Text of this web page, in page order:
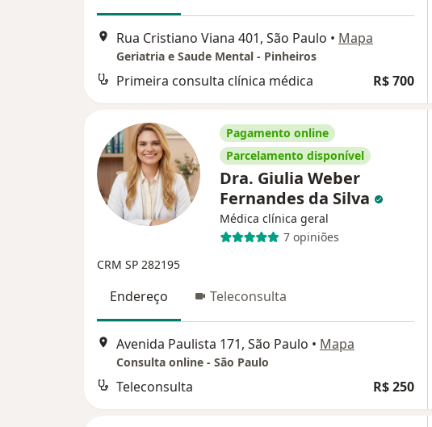
Rua Cristiano Viana 401, São Paulo • Mapa
Geriatria e Saude Mental - Pinheiros
Primeira consulta clínica médica R$ 700
Pagamento online
Parcelamento disponível
Dra. Giulia Weber
Fernandes da Silva
Médica clínica geral
7 opiniões
CRM SP 282195
Endereço Teleconsulta
Avenida Paulista 171, São Paulo • Mapa
Consulta online - São Paulo
Teleconsulta R$ 250